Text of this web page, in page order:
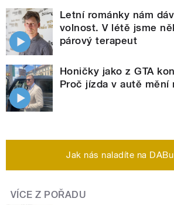
Letní románky nám
volnost. V létě jsme
párový terapeut
Honičky jako z GTA
Proč jízda v autě mění
Jak nás naladíte na DABu
VÍCE Z POŘADU